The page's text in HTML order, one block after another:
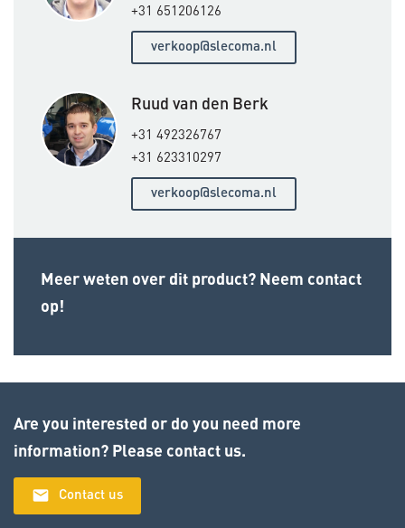
Meer weten over dit product? Neem contact
op!
+31 651206126
verkoop@slecoma.nl
Ruud van den Berk
+31 492326767
+31 623310297
verkoop@slecoma.nl
Are you interested or do you need more
information? Please contact us.
email Contact us